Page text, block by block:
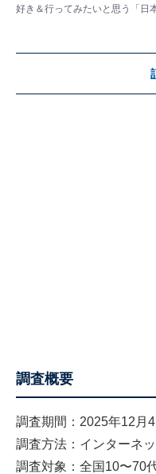
好き＆行ってみたいと思う「日
調査概要
調査期間：2025年12月4
調査方法：インターネ
調査対象：全国10〜70